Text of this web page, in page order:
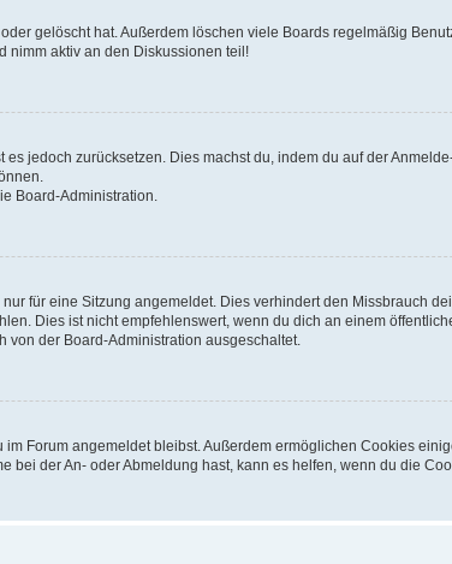
gelöscht hat. Außerdem löschen viele Boards regelmäßig
nimm aktiv an den Diskussionen teil!
jedoch zurücksetzen. Dies machst du, indem du auf der
Board-Administration.
für eine Sitzung angemeldet. Dies verhindert den Missbrauch
Dies ist nicht empfehlenswert, wenn du dich an einem
von der Board-Administration ausgeschaltet.
Forum angemeldet bleibst. Außerdem ermöglichen Cookies
bei der An- oder Abmeldung hast, kann es helfen, wenn du die